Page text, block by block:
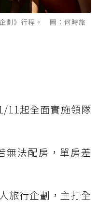
劃》行程。 圖：何時旅
11起全面實施領隊
無法配房，單房差
旅行企劃，主打全